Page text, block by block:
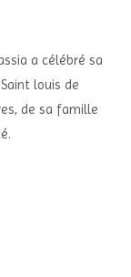
a célébré sa
louis de
de sa famille